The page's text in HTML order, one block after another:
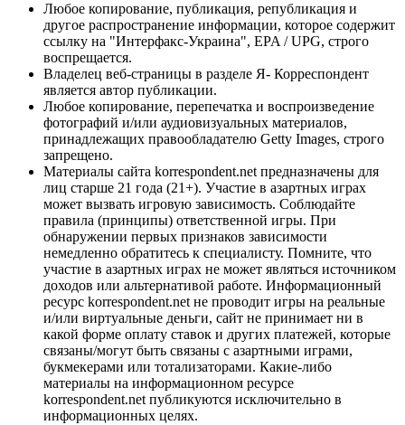
Любое копирование, публикация, републикация и
другое распространение информации, которое содержит
ссылку на "Интерфакс-Украина", EPA / UPG, строго
воспрещается.
Владелец веб-страницы в разделе Я- Корреспондент
является автор публикации.
Любое копирование, перепечатка и воспроизведение
фотографий и/или аудиовизуальных материалов,
принадлежащих правообладателю Getty Images, строго
запрещено.
Материалы сайта korrespondent.net предназначены для
лиц старше 21 года (21+). Участие в азартных играх
может вызвать игровую зависимость. Соблюдайте
правила (принципы) ответственной игры. При
обнаружении первых признаков зависимости
немедленно обратитесь к специалисту. Помните, что
участие в азартных играх не может являться источником
доходов или альтернативой работе. Информационный
ресурс korrespondent.net не проводит игры на реальные
и/или виртуальные деньги, сайт не принимает ни в
какой форме оплату ставок и других платежей, которые
связаны/могут быть связаны с азартными играми,
букмекерами или тотализаторами. Какие-либо
материалы на информационном ресурсе
korrespondent.net публикуются исключительно в
информационных целях.